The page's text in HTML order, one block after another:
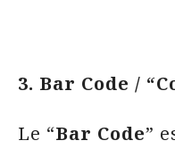
3. Bar Code /
Le “Bar Code”